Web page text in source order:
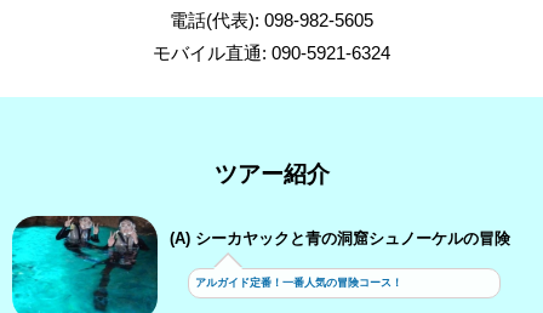
電話(代表): 098-982-5605
モバイル直通: 090-5921-6324
ツアー紹介
(A) シーカヤックと青の洞窟シュノーケルの冒険
アルガイド定番！一番人気の冒険コース！